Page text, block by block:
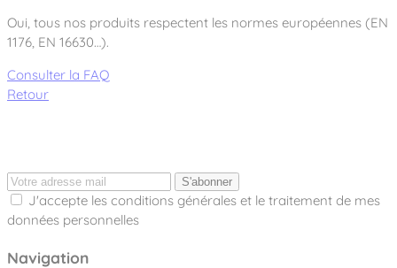
Oui, tous nos produits respectent les normes européennes (EN
1176, EN 16630…).
Consulter la FAQ
Retour
S'abonner
J'accepte les conditions générales et le traitement de mes
données personnelles
Navigation